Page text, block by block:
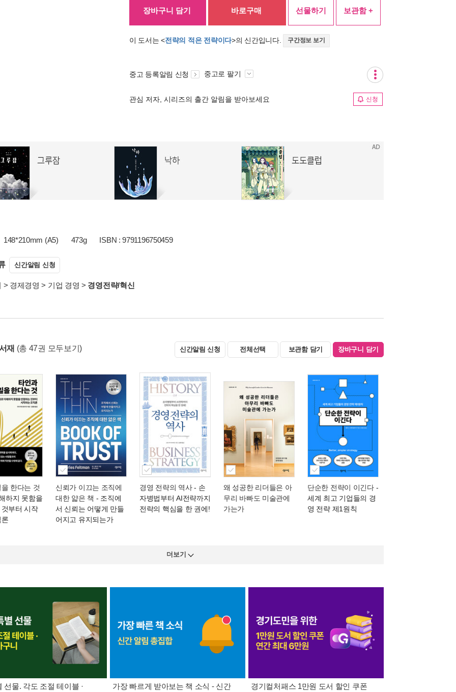
장바구니 담기 바로구매 선물하기 보관함 +
이 도서는 <전략의 적은 전략이다>의 신간입니다. 구간정보 보기
중고 등록알림 신청 중고로 팔기
관심 저자, 시리즈의 출간 알림을 받아보세요 신청
148*210mm (A5) 473g ISBN : 9791196750459
신간알림 신청
> 경제경영 > 기업 경영 > 경영전략/혁신
재 (총 47권 모두보기) 신간알림 신청 전체선택 보관함 담기 장바구니 담기
한다는 것
하지 못함을
부터 시작
신뢰가 이끄는 조직에
대한 얇은 책 - 조직에
서 신뢰는 어떻게 만들
어지고 유지되는가
경영 전략의 역사- 손
자병법부터 AI전략까지
전략의 핵심을 한 권에!
왜 성공한 리더들은 아
무리 바빠도 미술관에
가는가
단순한 전략이 이긴다-
세계 최고 기업들의 경
영 전략 제1원칙
더보기
선물. 각도 조절 테이블 ·
가장 빠르게 받아보는 책 소식 - 신간
경기컬처패스 1만원 도서 할인 쿠폰